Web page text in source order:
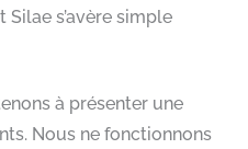
s’avère simple
à présenter une
Nous ne fonctionnons